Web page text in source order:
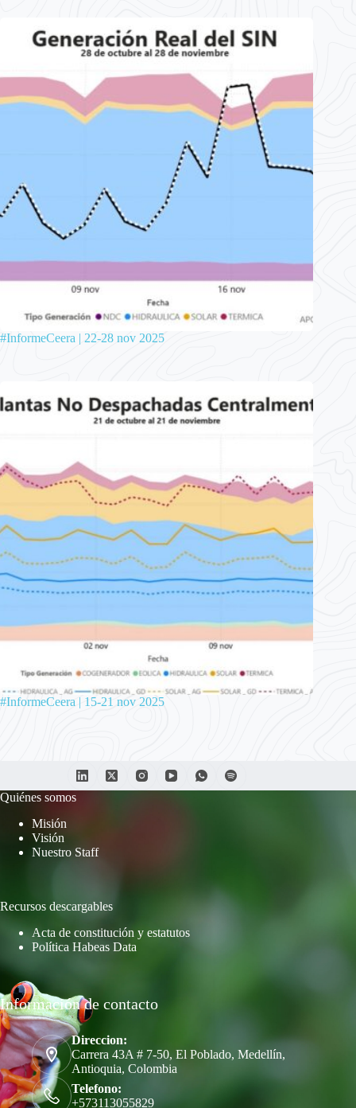
#InformeCeera | 22-28 nov 2025
#InformeCeera | 15-21 nov 2025
Quiénes somos
Misión
Visión
Nuestro Staff
Recursos descargables
Acta de constitución y estatutos
Política Habeas Data
Información de contacto
Direccion:
Carrera 43A # 7-50, El Poblado, Medellín,
Antioquia, Colombia
Telefono:
+573113055829